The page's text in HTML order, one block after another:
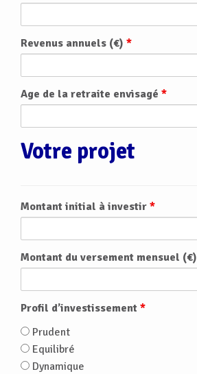
Revenus annuels (€) *
Age de la retraite envisagé *
Votre projet
Montant initial à investir *
Montant du versement mensuel (€)
Profil d’investissement *
Prudent
Equilibré
Dynamique